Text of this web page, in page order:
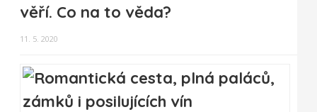
věří. Co na to věda?
11. 5. 2020